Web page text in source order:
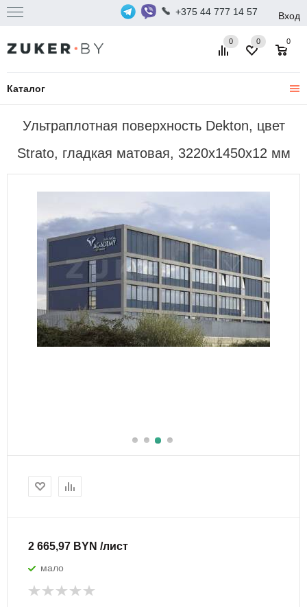
+375 44 777 14 57 Вход
Каталог
0 0
0
Ультраплотная поверхность Dekton, цвет
Strato, гладкая матовая, 3220x1450x12 мм
2 665,97 BYN /лист
мало